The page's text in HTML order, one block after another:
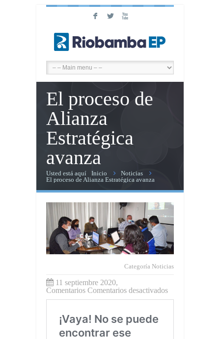
F L X
El proceso de
Alianza
Estratégica
avanza
Usted está aquí Inicio
Noticias
El proceso de Alianza Estratégica avanza
Categoría Noticias
11 septiembre 2020,
Comentarios Comentarios desactivadosen
El